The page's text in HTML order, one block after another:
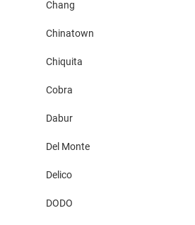
Chang
Chinatown
Chiquita
Cobra
Dabur
Del Monte
Delico
DODO